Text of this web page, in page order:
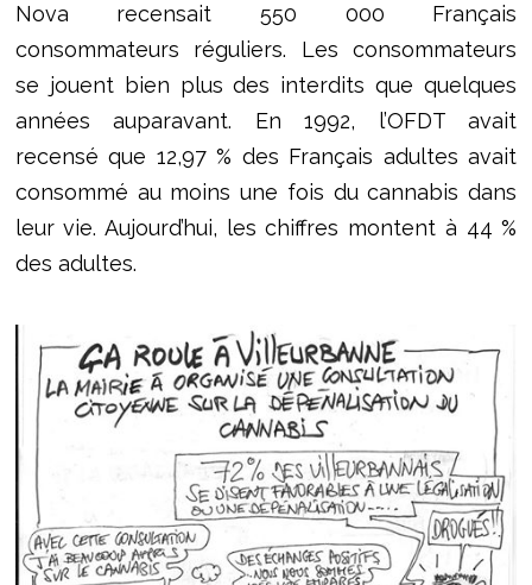
Nova recensait 550 000 Français
consommateurs réguliers. Les consommateurs
se jouent bien plus des interdits que quelques
années auparavant. En 1992, l’OFDT avait
recensé que 12,97 % des Français adultes avait
consommé au moins une fois du cannabis dans
leur vie. Aujourd’hui, les chiffres montent à 44 %
des adultes.